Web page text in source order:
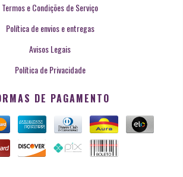
Termos e Condições de Serviço
Política de envios e entregas
Avisos Legais
Política de Privacidade
DE PAGAMENTO